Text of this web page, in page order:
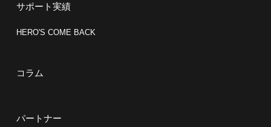
サポート実績
HERO'S COME BACK
コラム
パートナー